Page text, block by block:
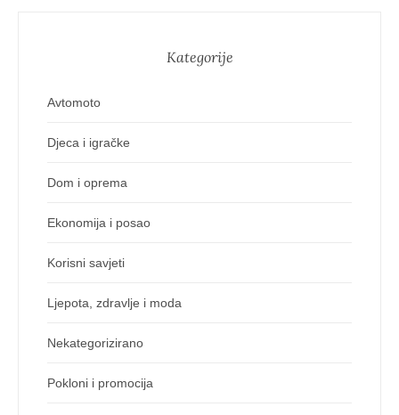
Kategorije
Avtomoto
Djeca i igračke
Dom i oprema
Ekonomija i posao
Korisni savjeti
Ljepota, zdravlje i moda
Nekategorizirano
Pokloni i promocija